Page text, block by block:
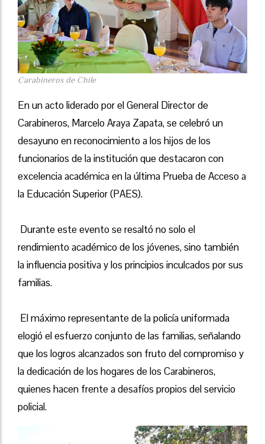
Carabineros de Chile
En un acto liderado por el General Director de
Carabineros, Marcelo Araya Zapata, se celebró un
desayuno en reconocimiento a los hijos de los
funcionarios de la institución que destacaron con
excelencia académica en la última Prueba de Acceso a
la Educación Superior (PAES).
Durante este evento se resaltó no solo el
rendimiento académico de los jóvenes, sino también
la influencia positiva y los principios inculcados por sus
familias.
El máximo representante de la policía uniformada
elogió el esfuerzo conjunto de las familias, señalando
que los logros alcanzados son fruto del compromiso y
la dedicación de los hogares de los Carabineros,
quienes hacen frente a desafíos propios del servicio
policial.